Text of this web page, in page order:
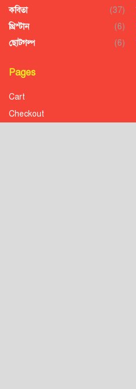
কবিতা
(37)
খ্রিস্টান
(6)
ছোটগল্প
(6)
Pages
Cart
Checkout